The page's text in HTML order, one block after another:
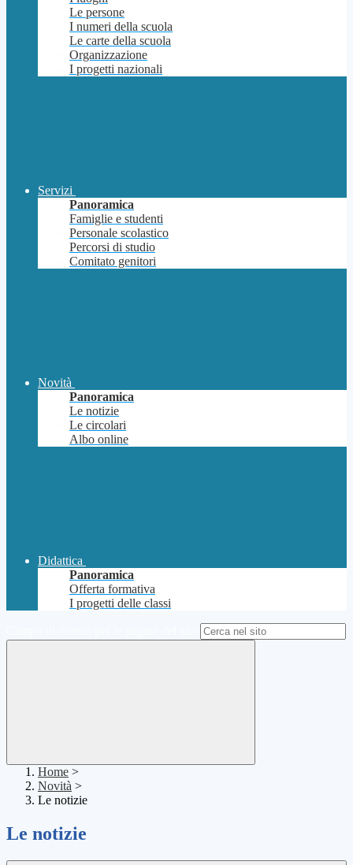
Le persone
I numeri della scuola
Le carte della scuola
Organizzazione
I progetti nazionali
Servizi
Panoramica
Famiglie e studenti
Personale scolastico
Percorsi di studio
Comitato genitori
Novità
Panoramica
Le notizie
Le circolari
Albo online
Didattica
Panoramica
Offerta formativa
I progetti delle classi
Home >
Novità >
Le notizie
Le notizie